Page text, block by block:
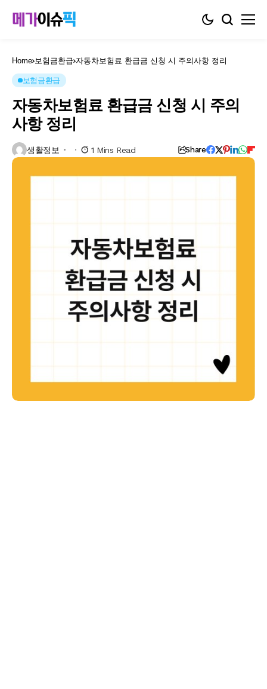
Home 보험금환급 자동차보험료 환급금 신청 시 주의사항 정리
보험금환급
자동차보험료 환급금 신청 시 주의
사항 정리
생활정보 1 Mins Read Share